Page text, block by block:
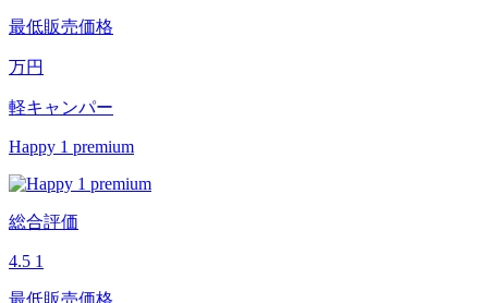
最低販売価格
万円
軽キャンパー
Happy 1 premium
総合評価
4.5 1